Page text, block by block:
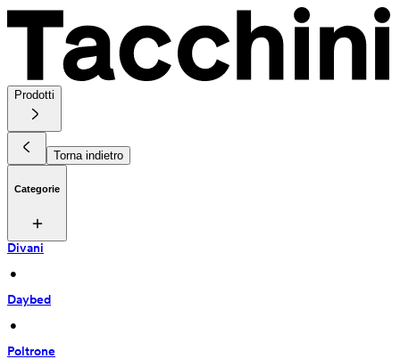
Prodotti
Torna indietro
Categorie
Divani
•
Daybed
•
Poltrone